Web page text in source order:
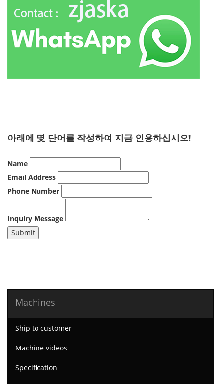
아래에 몇 단어를 작성하여 지금 인용하십시오!
Name
Email Address
Phone Number
Inquiry Message
Submit
Machines
Ship to customer
Machine videos
Specification